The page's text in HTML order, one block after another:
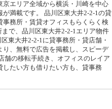
エリア全域から横浜・川崎を中心
満載です。 品川区東大井2-2-1の貸
務所・賃貸オフィスもらくらく検
で、品川区東大井2-2-1エリア物件
東大井2-2-1に貸事務所・貸店舗・
、無料で広告を掲載し、スピーデ
舗の移転手続き、オフィスのレイア
たい方も借りたい方も、貸事務